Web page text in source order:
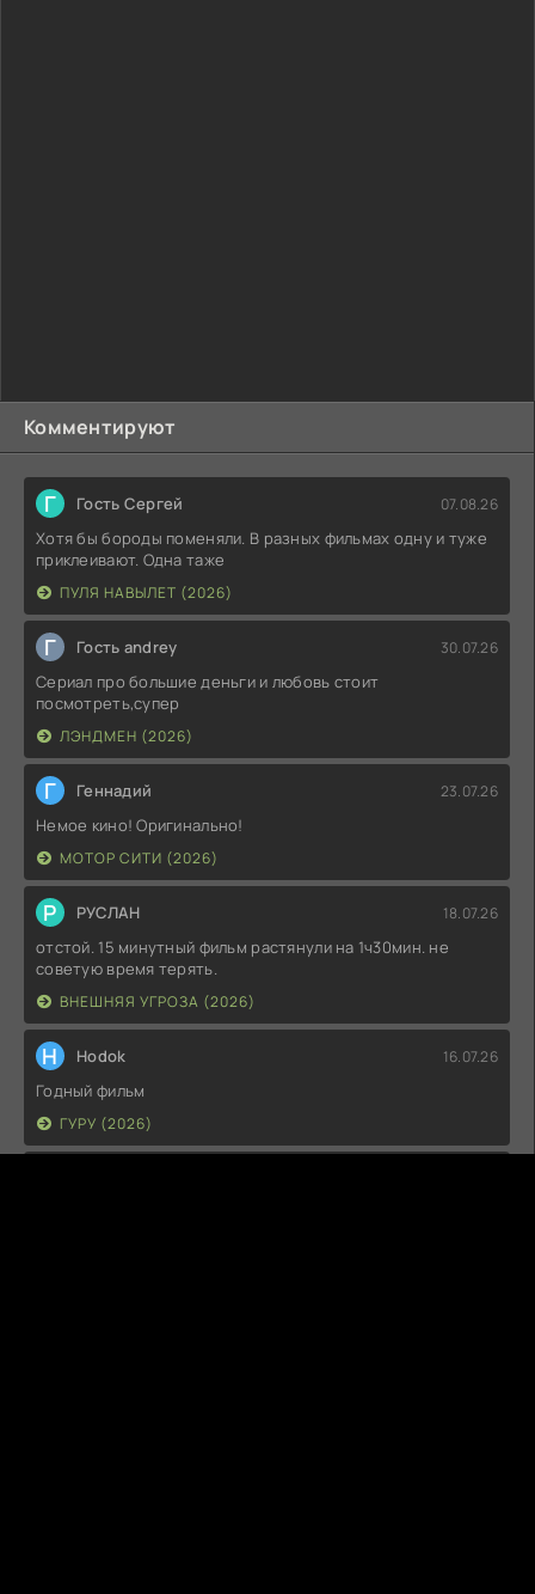
Комментируют
Г Гость Сергей 07.08.26
Хотя бы бороды поменяли. В разных фильмах одну и туже
приклеивают. Одна таже
ПУЛЯ НАВЫЛЕТ (2026)
Г Гость andrey 30.07.26
Сериал про большие деньги и любовь стоит
посмотреть,супер
ЛЭНДМЕН (2026)
Г Геннадий 23.07.26
Немое кино! Оригинально!
МОТОР СИТИ (2026)
Р РУСЛАН 18.07.26
отстой. 15 минутный фильм растянули на 1ч30мин. не
советую время терять.
ВНЕШНЯЯ УГРОЗА (2026)
H Hodok 16.07.26
Годный фильм
ГУРУ (2026)